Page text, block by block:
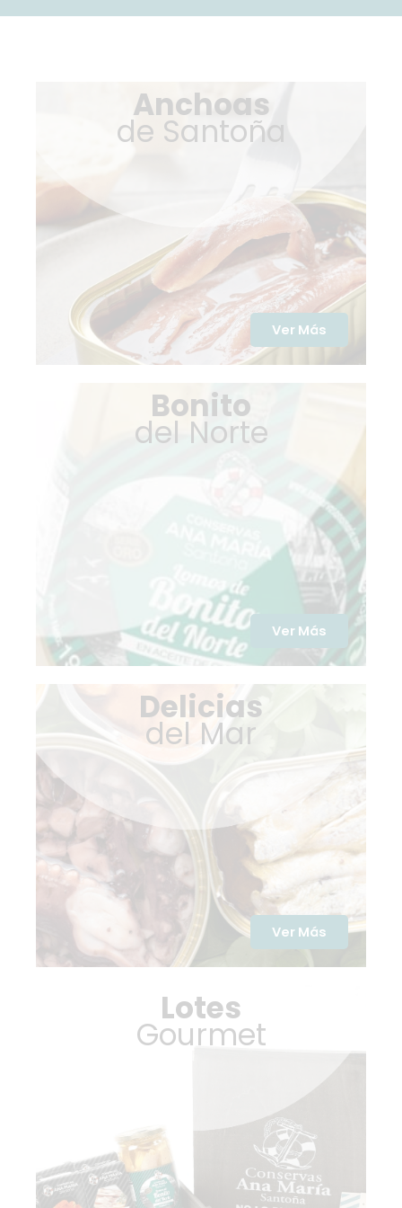
Anchoas
de Santoña
Ver Más
Bonito
del Norte
Ver Más
Delicias
del Mar
Ver Más
Lotes
Gourmet